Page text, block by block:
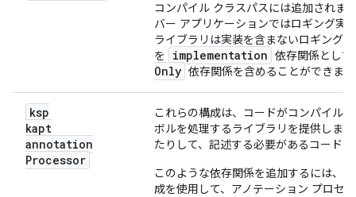
コンパイル クラスパスには追加されま
バー アプリケーションではロギング実
ライブラリは実装を含まないロギング
を
implementation 依存関係とし
Only 依存関係を含めることができま
ksp
kapt
annotation
Processor
これらの構成は、コードがコンパイル
ボルを処理するライブラリを提供しま
たりして、記述する必要があるコード
このような依存関係を追加するには、
成を使用して、アノテーション プロセ